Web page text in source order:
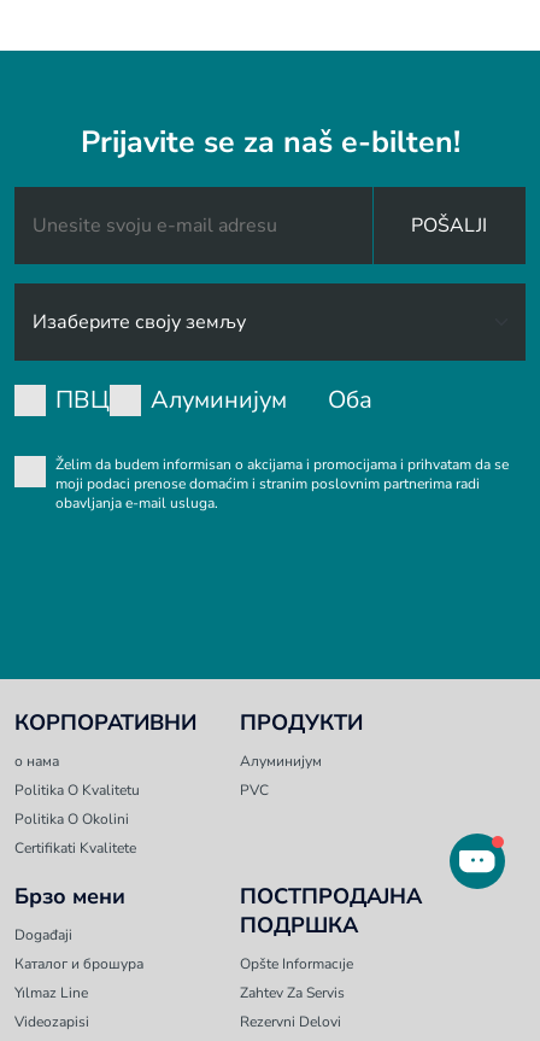
Prijavite se za naš e-bilten!
POŠALJI
ПВЦ Алуминијум Оба
Želim da budem informisan o akcijama i promocijama i prihvatam da se
moji podaci prenose domaćim i stranim poslovnim partnerima radi
obavljanja e-mail usluga.
КОРПОРАТИВНИ
о нама
Politika O Kvalitetu
Politika O Okolini
Certifikati Kvalitete
ПРОДУКТИ
Алуминијум
PVC
Брзо мени
Događaji
Каталог и брошура
Yılmaz Line
Videozapisi
ПОСТПРОДАЈНА
ПОДРШКА
Opšte Informacıje
Zahtev Za Servis
Rezervni Delovi